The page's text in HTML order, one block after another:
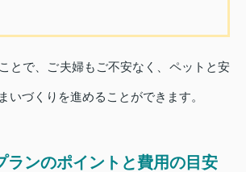
とで、ご夫婦もご不安なく、ペットと安
いづくりを進めることができます。
ランのポイントと費用の目安